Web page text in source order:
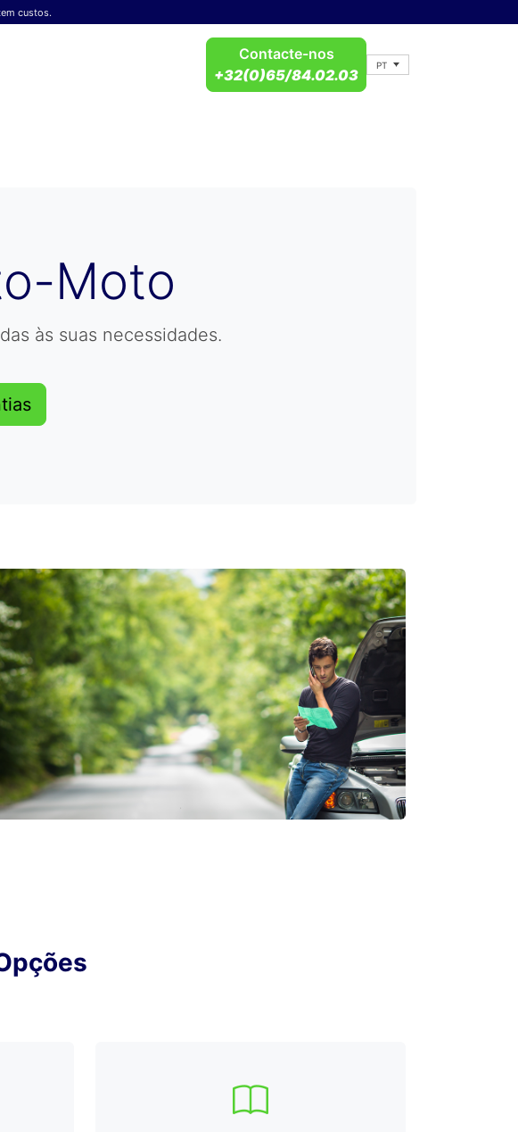
custos.
PT
Contacte-nos
+32(0)65/84.02.03
Moto
às suas necessidades.